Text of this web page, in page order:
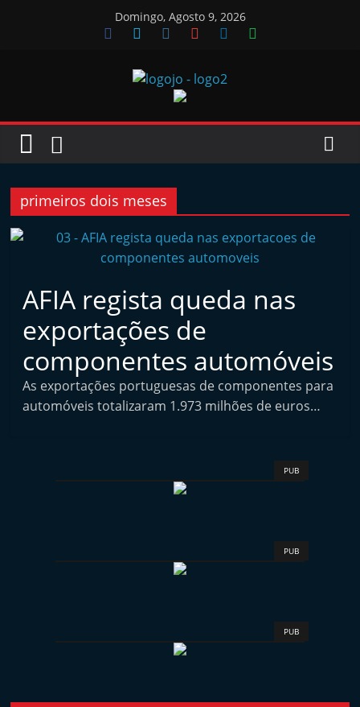
Domingo, Agosto 9, 2026
Jornal
Oficinas
J
o
n
a
i
n
primeiros dois meses
AFIA regista queda nas
exportações de
componentes automóveis
As exportações portuguesas de componentes para
automóveis totalizaram 1.973 milhões de euros…
PUB
PUB
PUB